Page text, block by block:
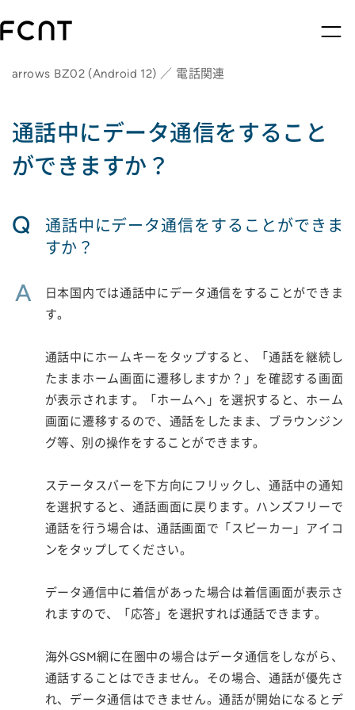
arrows BZ02 (Android 12) ／ 電話関連
通話中にデータ通信をすること
ができますか？
Q
通話中にデータ通信をすることができま
すか？
A
日本国内では通話中にデータ通信をすることができま
す。
通話中にホームキーをタップすると、「通話を継続し
たままホーム画面に遷移しますか？」を確認する画面
が表示されます。「ホームへ」を選択すると、ホーム
画面に遷移するので、通話をしたまま、ブラウンジン
グ等、別の操作をすることができます。
ステータスバーを下方向にフリックし、通話中の通知
を選択すると、通話画面に戻ります。ハンズフリーで
通話を行う場合は、通話画面で「スピーカー」アイコ
ンをタップしてください。
データ通信中に着信があった場合は着信画面が表示さ
れますので、「応答」を選択すれば通話できます。
海外GSM網に在圏中の場合はデータ通信をしながら、
通話することはできません。その場合、通話が優先さ
れ、データ通信はできません。通話が開始になるとデ